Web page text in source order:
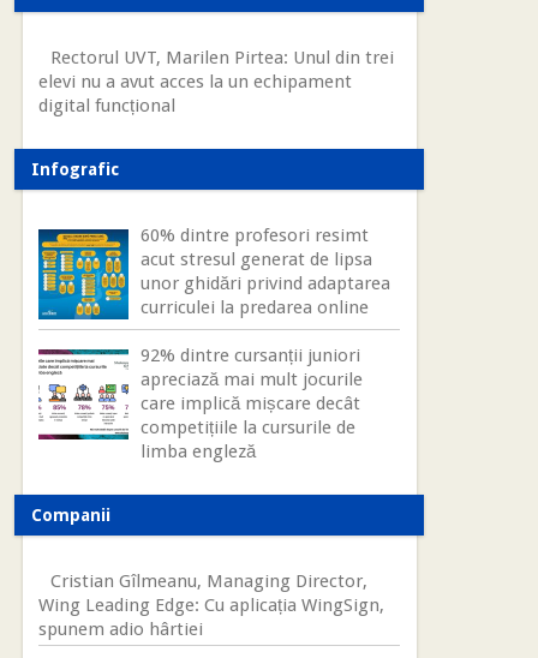
Rectorul UVT, Marilen Pirtea: Unul din trei
elevi nu a avut acces la un echipament
digital funcțional
Infografic
60% dintre profesori resimt
acut stresul generat de lipsa
unor ghidări privind adaptarea
curriculei la predarea online
92% dintre cursanții juniori
apreciază mai mult jocurile
care implică mișcare decât
competițiile la cursurile de
limba engleză
Companii
Cristian Gîlmeanu, Managing Director,
Wing Leading Edge: Cu aplicația WingSign,
spunem adio hârtiei